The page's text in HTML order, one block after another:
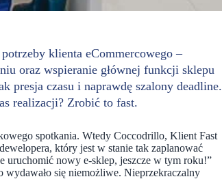
klienta eCommercowego –
oraz wspieranie głównej funkcji sklepu
presja czasu i naprawdę szalony deadline.
realizacji? Zrobić to fast.
spotkania. Wtedy Coccodrillo, Klient Fast
który jest w stanie tak zaplanować
uruchomić nowy e-sklep, jeszcze w tym roku!”
się niemożliwe. Nieprzekraczalny